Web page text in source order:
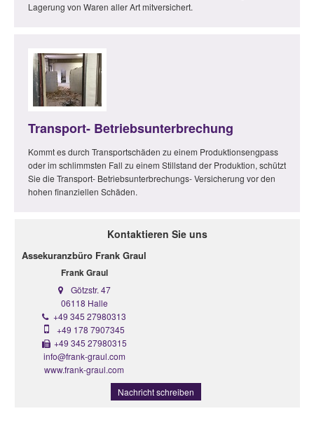
Lagerung von Waren aller Art mitversichert.
Transport- Betriebsunterbrechung
Kommt es durch Transportschäden zu einem Produktionsengpass
oder im schlimmsten Fall zu einem Stillstand der Produktion, schützt
Sie die Transport- Betriebsunterbrechungs- Versicherung vor den
hohen finanziellen Schäden.
Kontaktieren Sie uns
Assekuranzbüro Frank Graul
Frank Graul
Götzstr. 47
06118 Halle
+49 345 27980313
+49 178 7907345
+49 345 27980315
info@frank-graul.com
www.frank-graul.com
Nachricht schreiben